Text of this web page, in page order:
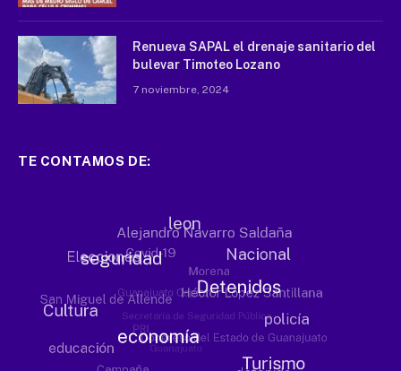
Renueva SAPAL el drenaje sanitario del
bulevar Timoteo Lozano
7 noviembre, 2024
TE CONTAMOS DE: